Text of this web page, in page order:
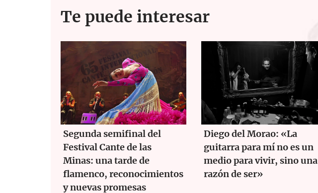
o
o
k
A
p
p
Te puede interesar
Segunda semifinal del
Festival Cante de las
Minas: una tarde de
flamenco, reconocimientos
y nuevas promesas
Diego del Morao: «La
guitarra para mí no es un
medio para vivir, sino una
razón de ser»